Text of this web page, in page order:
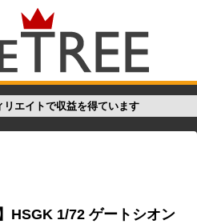
エイトで収益を得ています
HSGK 1/72 ゲートシオン